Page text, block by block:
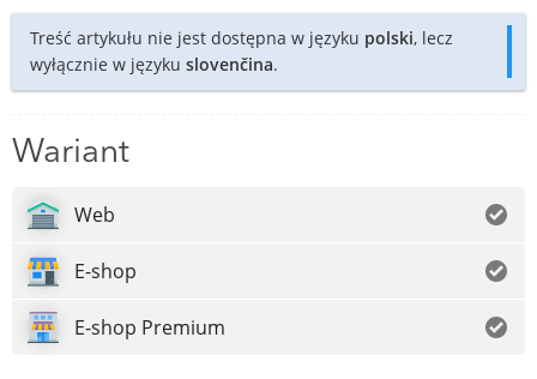
Treść artykułu nie jest dostępna w języku polski, lecz
wyłącznie w języku slovenčina.
Wariant
Web
E-shop
E-shop Premium